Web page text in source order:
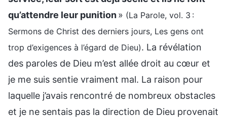
qu’attendre leur punition» (La Parole, vol. 3 :
Sermons de Christ des derniers jours, Les gens ont
trop d’exigences à l’égard de Dieu). La révélation
des paroles de Dieu m’est allée droit au cœur et
je me suis sentie vraiment mal. La raison pour
laquelle j’avais rencontré de nombreux obstacles
et je ne sentais pas la direction de Dieu provenait